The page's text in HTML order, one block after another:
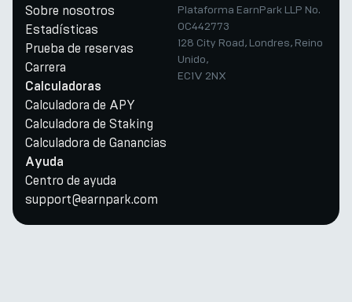
Sobre nosotros
Estadísticas
Prueba de reservas
Carrera
Calculadoras
Calculadora de APY
Calculadora de Staking
Calculadora de Ganancias
Ayuda
Centro de ayuda
support@earnpark.com
Plataforma EarnPark LLP No.
OC442773
128 City Road, Londres, Reino
Unido,
EC1V 2NX